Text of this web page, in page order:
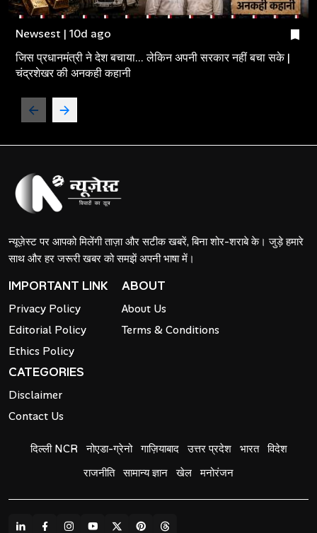
Newsest | 10d ago
जिस प्रधानमंत्री ने देश बचाया... लेकिन अपनी सरकार नहीं बचा सके |
चंद्रशेखर की अनकही कहानी
न्यूज़ेस्ट पर आपको मिलेंगी ताज़ा और सटीक खबरें, बिना शोर-शराबे के। जुड़े हमारे
साथ और हर जरूरी खबर को समझें अपनी भाषा में।
IMPORTANT LINK
Privacy Policy
Editorial Policy
Ethics Policy
ABOUT
About Us
Terms & Conditions
CATEGORIES
Disclaimer
Contact Us
दिल्ली NCR नोएडा-ग्रेनो गाज़ियाबाद उत्तर प्रदेश भारत विदेश
राजनीति सामान्य ज्ञान खेल मनोरंजन